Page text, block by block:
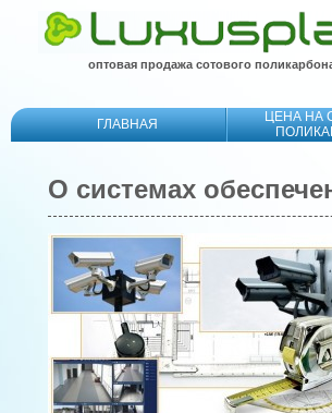
оптовая продажа сотового
ГЛАВНАЯ
ЦЕНА НА
О системах